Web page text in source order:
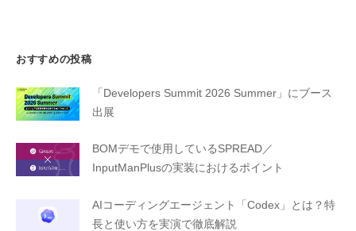
おすすめの投稿
「Developers Summit 2026 Summer」にブース
出展
BOMデモで使用しているSPREAD／
InputManPlusの実装におけるポイント
AIコーディングエージェント「Codex」とは？特
長と使い方を実演で徹底解説